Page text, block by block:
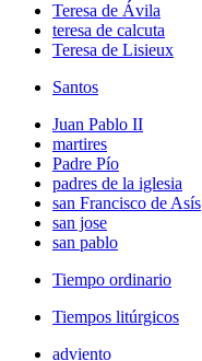
Teresa de Ávila
teresa de calcuta
Teresa de Lisieux
Santos
Juan Pablo II
martires
Padre Pío
padres de la iglesia
san Francisco de Asís
san jose
san pablo
Tiempo ordinario
Tiempos litúrgicos
adviento